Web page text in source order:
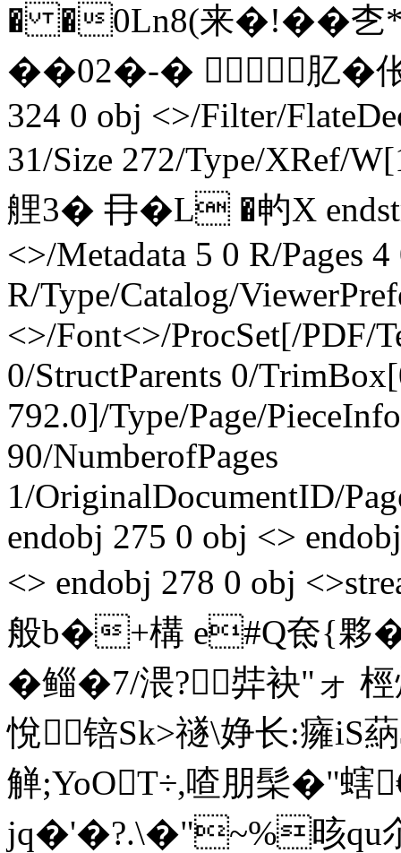
� �0Ln8(来�!��朰
��02�-� 肊�伥t
324 0 obj <>/Filter/
31/Size 272/Type/XRef/
艃3� 冄�L �畃X
<>/Metadata 5 0 R/Pages
R/Type/Catalog/
<>/Font<>/ProcSet[/PDF/
0/StructParents 0/
792.0]/Type/Page/
90/NumberofPages
1/OriginalDocumentID/
endobj 275 0 obj <>
<> endobj 278 0 obj
般b�+構 e#Q奃{
�鲻�7/渨?弉袂"ォ 桱
悅锫Sk>禭\婙长:癕iS
觯;YoOT÷,喳朋髤�"螛
jq�'�?.\�"~%晐qu尒